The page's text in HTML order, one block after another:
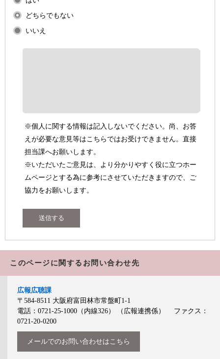
どちらでもない
いいえ
※個人に関する情報は記入しないでください。尚、お答
えが必要な意見等はこちらではお受けできません。直接
担当課へお願いします。
※いただいたご意見は、より分かりやすく役に立つホー
ムページとする為に参考にさせていただきますので、ご
協力をお願いします。
このページに関するお問い合わせ先
広報広聴課
〒584-8511 大阪府富田林市常盤町1-1
電話：0721-25-1000（内線326）
（広報連携係）
ファクス：
0721-20-0200
メールでのお問い合わせはこちら